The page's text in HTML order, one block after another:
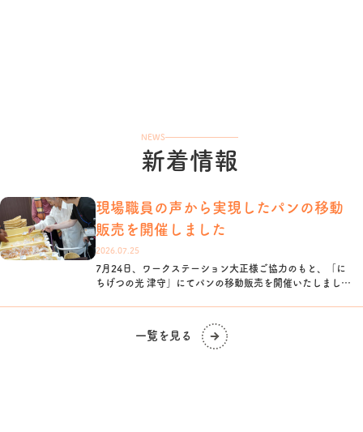
NEWS
新着情報
現場職員の声から実現したパンの移動
販売を開催しました
2026.07.25
7月24日、ワークステーション大正様ご協力のもと、「に
ちげつの光 津守」にてパンの移動販売を開催いたしまし
ます。 → ブログはこちら
一覧を見る